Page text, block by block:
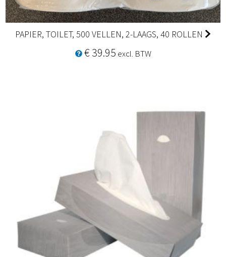
PAPIER, TOILET, 500 VELLEN, 2-LAAGS, 40 ROLLEN
€ 39.95 excl. BTW